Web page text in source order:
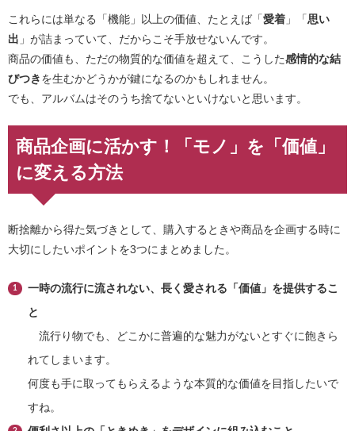
これらには単なる「機能」以上の価値、たとえば「愛着 」「思い
出 」が詰まっていて、だからこそ手放せないんです。
商品の価値も、ただの物質的な価値を超えて、こうした感情的な結
びつきを生むかどうかが鍵になるのかもしれません。
でも、アルバムはそのうち捨てないといけないと思います。
商品企画に活かす！「モノ」を「価値」
に変える方法
断捨離から得た気づきとして、購入するときや商品を企画する時に
大切にしたいポイントを3つにまとめました。
一時の流行に流されない、長く愛される「価値」を提供するこ
と
流行り物でも、どこかに普遍的な魅力がないとすぐに飽きら
れてしまいます。
何度も手に取ってもらえるような本質的な価値を目指したいで
すね。